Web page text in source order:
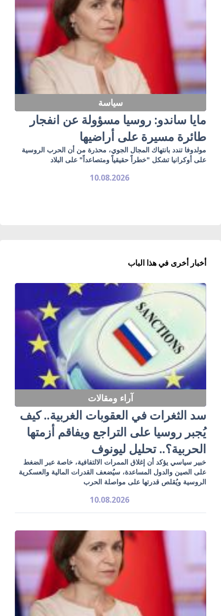
سياسة
مايا ساندو: روسيا مسؤولة عن انفجار
طائرة مسيرة على أراضيها
مولدوفا تندد بانتهاك المجال الجوي، محذرة من أن الحرب الروسية
على أوكرانيا تشكل "خطراً حقيقياً ومتصاعداً" على البلاد
10.08.2026
أخبار أخرى في هذا الباب
آراء ومقالات
سد الثغرات في العقوبات الغربية.. كيف
يُجبر روسيا على التراجع ويفاقم أزمتها
الحربية؟.. تحليل ليونوف
خبير سياسي يؤكد أن إغلاق الممرات الالتفافية، خاصة عبر الضغط
على الصين والدول المساعدة، سيُضعف القدرات المالية والعسكرية
الروسية ويُقلص قدرتها على مواصلة الحرب
10.08.2026